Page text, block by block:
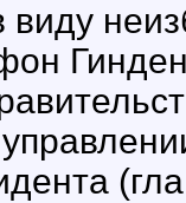
виду